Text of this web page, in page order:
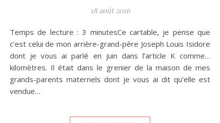
18 août 2016
Temps de lecture : 3 minutesCe cartable, je pense que
c’est celui de mon arrière-grand-père Joseph Louis Isidore
dont je vous ai parlé en juin dans l’article K comme…
kilomètres. Il était dans le grenier de la maison de mes
grands-parents maternels dont je vous ai dit qu’elle est
vendue…